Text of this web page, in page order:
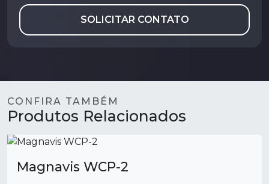
SOLICITAR CONTATO
CONFIRA TAMBÉM
Produtos Relacionados
Magnavis WCP-2